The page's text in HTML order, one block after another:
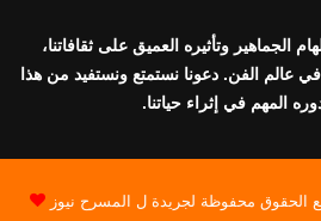
الجماهير وتأثيره العميق على ثقافاتنا،
عالم الفن. دعونا نستمتع ونستفيد من هذا
المهم في إثراء حياتنا.